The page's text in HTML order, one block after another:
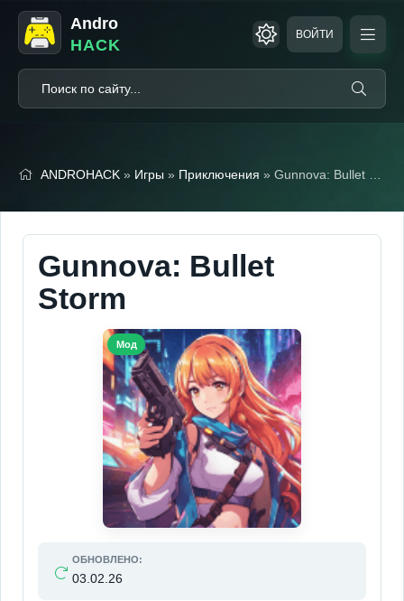
Andro
HACK
ВОЙТИ
ANDROHACK » Игры » Приключения » Gunnova: Bullet Storm (Мод меню)
Gunnova: Bullet
Storm
ОБНОВЛЕНО:
03.02.26
Мод